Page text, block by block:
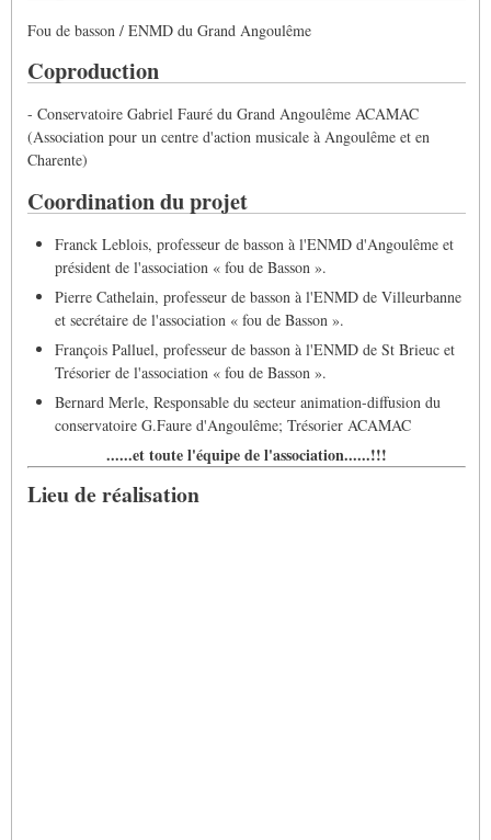
Fou de basson / ENMD du Grand Angoulême
Coproduction
- Conservatoire Gabriel Fauré du Grand Angoulême ACAMAC
(Association pour un centre d'action musicale à Angoulême et en
Charente)
Coordination du projet
Franck Leblois, professeur de basson à l'ENMD d'Angoulême et
président de l'association « fou de Basson ».
Pierre Cathelain, professeur de basson à l'ENMD de Villeurbanne
et secrétaire de l'association « fou de Basson ».
François Palluel, professeur de basson à l'ENMD de St Brieuc et
Trésorier de l'association « fou de Basson ».
Bernard Merle, Responsable du secteur animation-diffusion du
conservatoire G.Faure d'Angoulême; Trésorier ACAMAC
......et toute l'équipe de l'association......!!!
Lieu de réalisation